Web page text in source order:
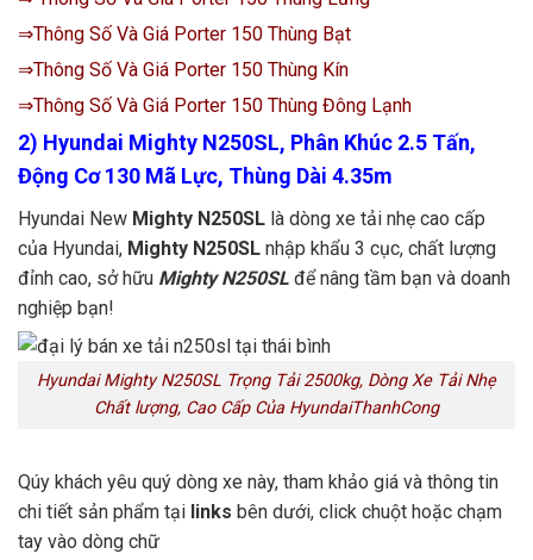
⇒Thông Số Và Giá Porter 150 Thùng Bạt
⇒Thông Số Và Giá Porter 150 Thùng Kín
⇒Thông Số Và Giá Porter 150 Thùng Đông Lạnh
2) Hyundai Mighty N250SL, Phân Khúc 2.5 Tấn,
Động Cơ 130 Mã Lực, Thùng Dài 4.35m
Hyundai New Mighty N250SL là dòng xe tải nhẹ cao cấp
của Hyundai, Mighty N250SL nhập khẩu 3 cục, chất lượng
đỉnh cao, sở hữu Mighty N250SL để nâng tầm bạn và doanh
nghiệp bạn!
Hyundai Mighty N250SL Trọng Tải 2500kg, Dòng Xe Tải Nhẹ
Chất lượng, Cao Cấp Của HyundaiThanhCong
Qúy khách yêu quý dòng xe này, tham khảo giá và thông tin
chi tiết sản phẩm tại links bên dưới, click chuột hoặc chạm
tay vào dòng chữ